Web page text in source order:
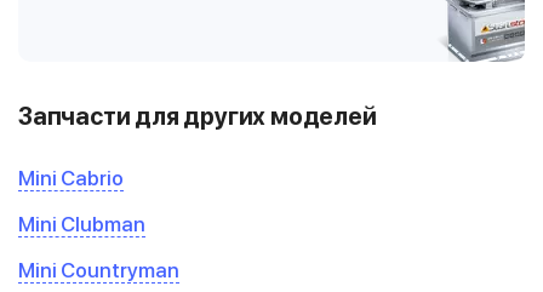
Запчасти для других моделей
Mini Cabrio
Mini Clubman
Mini Countryman